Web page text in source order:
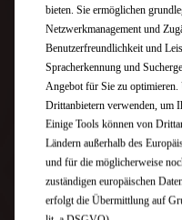
Genießen Sie einen
erlesenen Materialien,
Limousine veredeln.
de Paris-
Ambiente. Die
Ambientebeleuchtung
Atmosphäre, die sich
einstellen lässt.
bieten. Sie ermöglichen
Netzwerkmanagement und
Benutzerfreundlichkeit und
Spracherkennung und
Angebot für Sie zu optimieren.
Drittanbietern verwenden, um
Einige Tools können von
Ländern außerhalb des
und für die möglicherweise
zuständigen europäischen
erfolgt die Übermittlung auf